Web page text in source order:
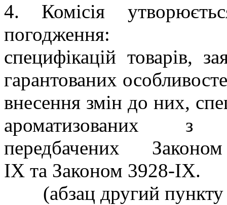
4. Комісія
погодження:
специфікацій товарів,
гарантованих
внесення змін до них,
ароматизованих з
передбачених
IX та Законом 3928-IX.
(абзац другий